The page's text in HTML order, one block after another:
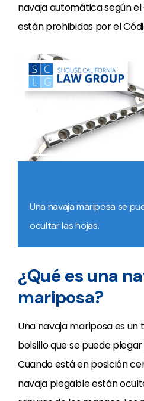
navaja automática según el
están prohibidas por el
Una navaja mariposa se
ocultar las hojas.
¿Qué es una
mariposa?
Una navaja mariposa es un
bolsillo que se puede
Cuando está en posición
navaja plegable están